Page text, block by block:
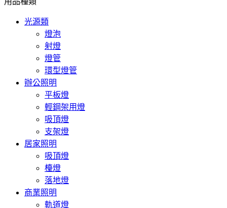
光源類
燈泡
射燈
燈管
環型燈管
辦公照明
平板燈
輕鋼架用燈
吸頂燈
支架燈
居家照明
吸頂燈
檯燈
落地燈
商業照明
軌道燈